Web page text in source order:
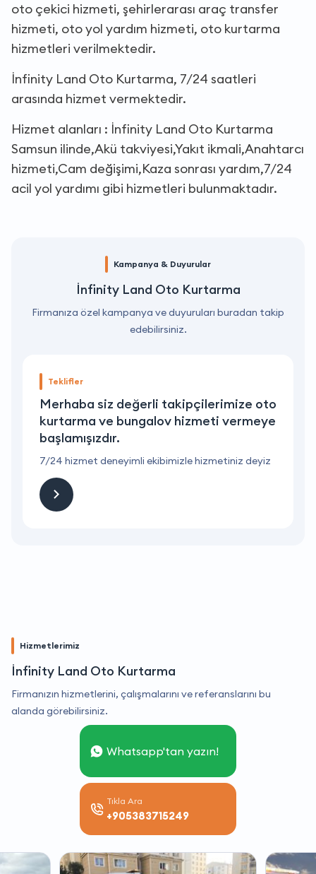
oto çekici hizmeti, şehirlerarası araç transfer
hizmeti, oto yol yardım hizmeti, oto kurtarma
hizmetleri verilmektedir.
İnfinity Land Oto Kurtarma, 7/24 saatleri
arasında hizmet vermektedir.
Hizmet alanları : İnfinity Land Oto Kurtarma
Samsun ilinde,Akü takviyesi,Yakıt ikmali,Anahtarcı
hizmeti,Cam değişimi,Kaza sonrası yardım,7/24
acil yol yardımı gibi hizmetleri bulunmaktadır.
Kampanya & Duyurular
İnfinity Land Oto Kurtarma
Firmanıza özel kampanya ve duyuruları buradan takip
edebilirsiniz.
Teklifler
Merhaba siz değerli takipçilerimize oto
kurtarma ve bungalov hizmeti vermeye
başlamışızdır.
7/24 hizmet deneyimli ekibimizle hizmetiniz deyiz
Hizmetlerimiz
İnfinity Land Oto Kurtarma
Firmanızın hizmetlerini, çalışmalarını ve referanslarını bu
alanda görebilirsiniz.
Whatsapp'tan yazın!
Tıkla Ara
+905383715249